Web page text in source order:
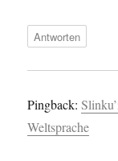
Antworten
Pingback:
Weltsprache